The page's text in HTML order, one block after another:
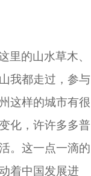
里的山水草木、
我都走过，参与
这样的城市有很
化，许许多多普
。这一点一滴的
着中国发展进